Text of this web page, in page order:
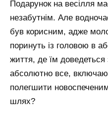
Подарунок на весілля
незабутнім. Але
був корисним, адже
поринуть із головою в
життя, де їм
абсолютно все,
полегшити
шлях?